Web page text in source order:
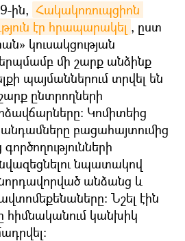
ին, Հակակոռուպցիոն
էր հրապարակել , ըստ
կուսակցության
մի շարք անձինք
պայմաններում տրվել են
ընտրողների
Կոմիտեից
բացահայտումից
նվազեցնելու նպատակով
անձանց և
Նշել էին
հիմնականում կանխիկ